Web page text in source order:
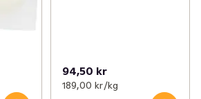
94,50 kr
189,00 kr /kg